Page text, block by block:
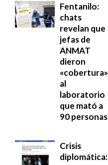
Fentanilo:
chats
revelan que
jefas de
ANMAT
dieron
«cobertura»
al
laboratorio
que mató a
90 personas
Crisis
diplomática: